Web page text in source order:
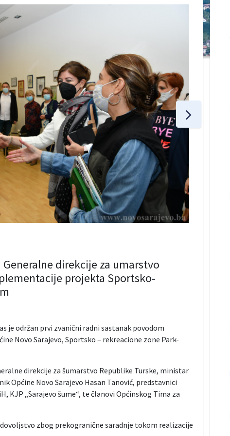
direkcije za umarstvo
projekta Sportsko-
je održan prvi zvanični radni sastanak povodom
Novo Sarajevo, Sportsko – rekreacione zone Park-
direkcije za šumarstvo Republike Turske, ministar
Općine Novo Sarajevo Hasan Tanović, predstavnici
KJP „Sarajevo šume“, te članovi Općinskog Tima za
zbog prekogranične saradnje tokom realizacije